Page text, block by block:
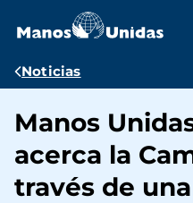
contenido
Ruta
navegación
Noticias
Manos
acerca la
través de